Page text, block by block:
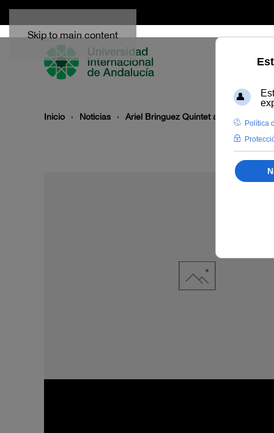
Skip to main content
Inicio Noticias Ariel Bringuez Quintet abre con su